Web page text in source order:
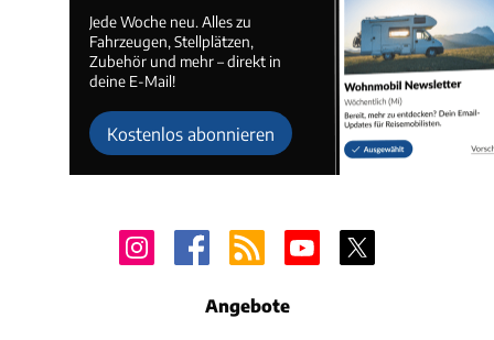
Jede Woche neu. Alles zu
Fahrzeugen, Stellplätzen,
Zubehör und mehr – direkt in
deine E-Mail!
Kostenlos abonnieren
Angebote